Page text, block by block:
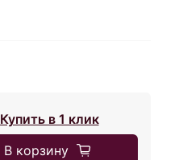
Купить в 1 клик
В корзину